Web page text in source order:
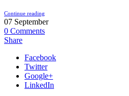
Continue reading
07 September
0 Comments
Share
Facebook
Twitter
Google+
LinkedIn